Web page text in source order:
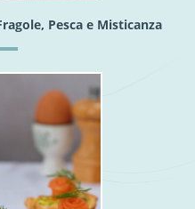
Pesca e Misticanza